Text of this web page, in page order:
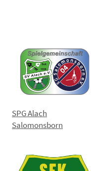
SPG Alach
Salomonsborn